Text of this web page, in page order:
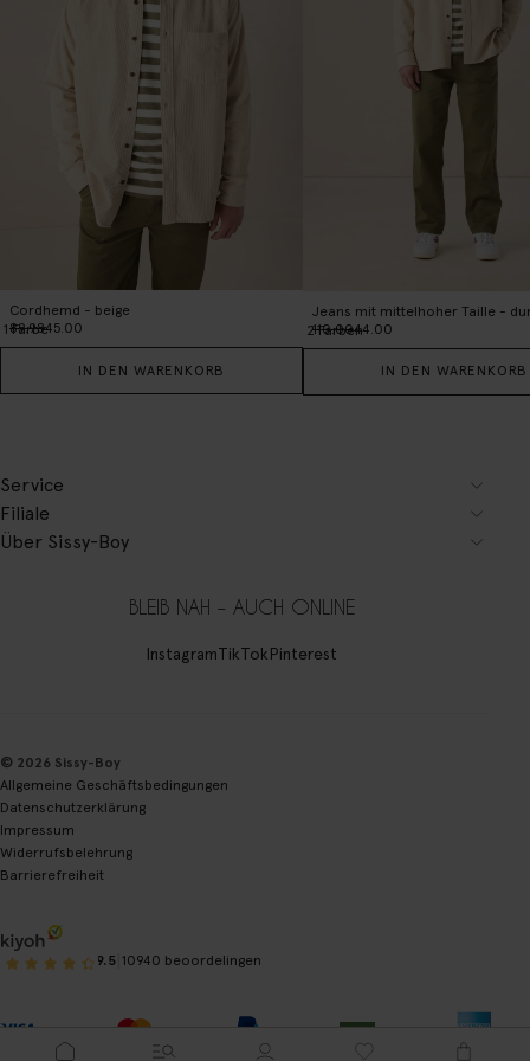
Cordhemd - beige
89.9845.00
1Farbe
IN DEN WARENKORB
Jeans mit mittelhoher Taille -
110.0044.00
2Farben
IN DEN WARENKORB
Service
Filiale
Über Sissy-Boy
BLEIB NAH – AUCH ONLINE
InstagramTikTokPinterest
© 2026 Sissy-Boy
Allgemeine Geschäftsbedingungen
Datenschutzerklärung
Impressum
Widerrufsbelehrung
Barrierefreiheit
9.5 10940 beoordelingen